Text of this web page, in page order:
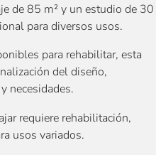
de 85 m² y un estudio de 30
para diversos usos.
para rehabilitar, esta
del diseño,
necesidades.
requiere rehabilitación,
usos variados.